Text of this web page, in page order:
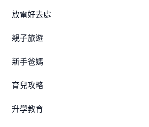
放電好去處
親子旅遊
新手爸媽
育兒攻略
升學教育